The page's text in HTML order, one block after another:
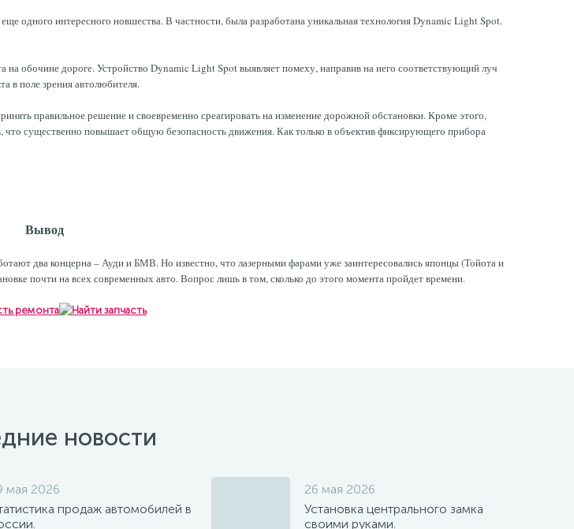
одного интересного новшества. В частности, была разработана уникальная технология Dynamic Light Spot.
обочине дороге. Устройство Dynamic Light Spot выявляет помеху, направив на него соответствующий луч
в поле зрения автолюбителя.
правильное решение и своевременно среагировать на изменение дорожной обстановки. Кроме этого,
существенно повышает общую безопасность движения. Как только в объектив фиксирующего прибора
Вывод
два концерна – Ауди и БМВ. Но известно, что лазерными фарами уже заинтересовались японцы (Тойота и
почти на всех современных авто. Вопрос лишь в том, сколько до этого момента пройдет времени.
новости
мая 2026
продаж автомобилей в
26 мая 2026
Установка центрального замка
своими руками.